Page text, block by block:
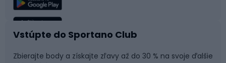
Rybolov
Športová medicína
Plávanie
Tímové športy
Vstúpte do Sportano Club
Zbierajte body a získajte zľavy až do 30 % na svoje ďalšie